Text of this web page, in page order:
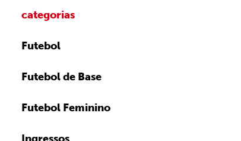
categorias
Futebol
Futebol de Base
Futebol Feminino